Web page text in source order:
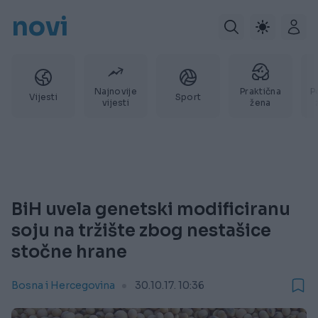
novi
Vijesti
Najnovije
vijesti
Sport
Praktična
žena
BiH uvela genetski modificiranu
soju na tržište zbog nestašice
stočne hrane
Bosna i Hercegovina 30.10.17. 10:36